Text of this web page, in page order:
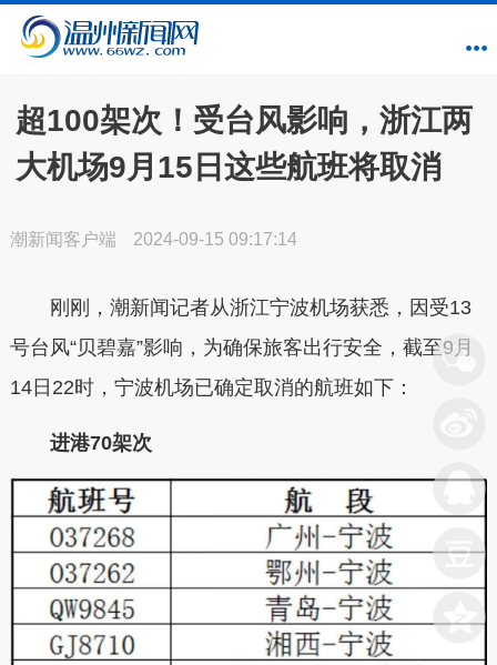
超100架次！受台风影响，浙江两
大机场9月15日这些航班将取消
潮新闻客户端 2024-09-15 09:17:14
刚刚，潮新闻记者从浙江宁波机场获悉，因受13
号台风“贝碧嘉”影响，为确保旅客出行安全，截至9月
14日22时，宁波机场已确定取消的航班如下：
进港70架次